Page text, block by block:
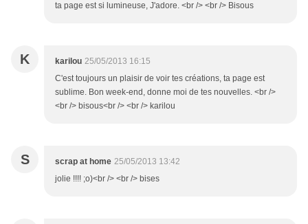
ta page est si lumineuse, J'adore. <br /> <br /> Bisous
K karilou 25/05/2013 16:15
C'est toujours un plaisir de voir tes créations, ta page est
sublime. Bon week-end, donne moi de tes nouvelles. <br />
<br /> bisous<br /> <br /> karilou
S scrap at home 25/05/2013 13:42
jolie !!!! ;o)<br /> <br /> bises